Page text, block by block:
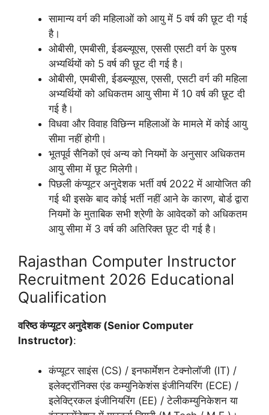
सामान्य वर्ग की महिलाओं को आयु में 5 वर्ष की छूट दी गई
है।
ओबीसी, एमबीसी, ईडब्ल्यूएस, एससी एसटी वर्ग के पुरुष
अभ्यर्थियों को 5 वर्ष की छूट दी गई है।
ओबीसी, एमबीसी, ईडब्ल्यूएस, एससी, एसटी वर्ग की महिला
अभ्यर्थियों को अधिकतम आयु सीमा में 10 वर्ष की छूट दी
गई है।
विधवा और विवाह विछिन्न महिलाओं के मामले में कोई आयु
सीमा नहीं होगी।
भूतपूर्व सैनिकों एवं अन्य को नियमों के अनुसार अधिकतम
आयु सीमा में छूट मिलेगी।
पिछली कंप्यूटर अनुदेशक भर्ती वर्ष 2022 में आयोजित की
गई थी इसके बाद कोई भर्ती नहीं आने के कारण, बोर्ड द्वारा
नियमों के मुताबिक सभी श्रेणी के आवेदकों को अधिकतम
आयु सीमा में 3 वर्ष की अतिरिक्त छूट दी गई है।
Rajasthan Computer Instructor
Recruitment 2026 Educational
Qualification
वरिष्ठ कंप्यूटर अनुदेशक (Senior Computer
Instructor):
कंप्यूटर साइंस (CS) / इनफार्मेशन टेक्नोलॉजी (IT) /
इलेक्ट्रॉनिक्स एंड कम्युनिकेशंस इंजीनियरिंग (ECE) /
इलेक्ट्रिकल इंजीनियरिंग (EE) / टेलीकम्युनिकेशन या